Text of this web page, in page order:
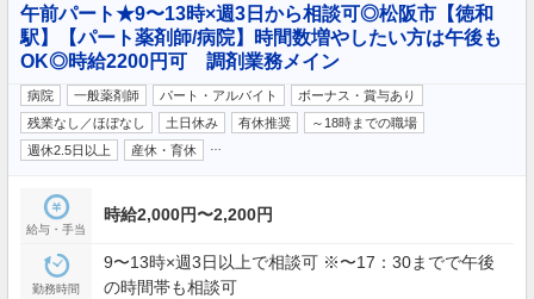
午前パート★9〜13時×週3日から相談可◎松阪市【徳和
駅】【パート薬剤師/病院】時間数増やしたい方は午後も
OK◎時給2200円可 調剤業務メイン
病院 一般薬剤師 パート・アルバイト
ボーナス・賞与あり
残業なし／ほぼなし
土日休み 有休推奨
～18時までの職場
週休2.5日以上
産休・育休
給与・手当
時給2,000円〜2,200円
勤務時間
9〜13時×週3日以上で相談可 ※〜17：30までで午後
の時間帯も相談可